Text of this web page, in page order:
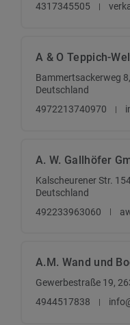
4317345505
A & O Teppich-
Bammertsackerweg
Deutschland
4972213740970
A. W. Gallhöfer
Kalscheurener Str.
Deutschland
492233963060
A.M. Wand und
Gewerbestraße 19,
4944517838